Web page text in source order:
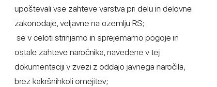
upoštevali vse zahteve varstva pri delu in delovne
zakonodaje, veljavne na ozemlju RS;
­ se v celoti strinjamo in sprejemamo pogoje in
ostale zahteve naročnika, navedene v tej
dokumentaciji v zvezi z oddajo javnega naročila,
brez kakršnihkoli omejitev;